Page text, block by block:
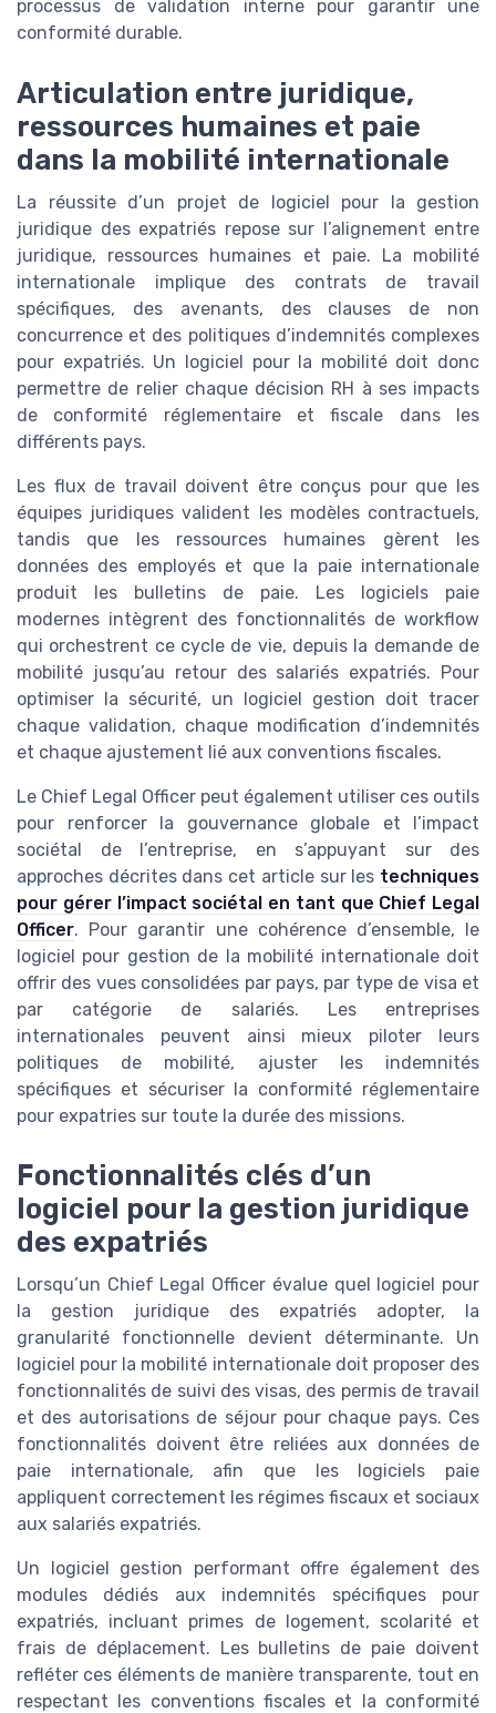
processus de validation interne pour garantir une
conformité durable.
Articulation entre juridique,
ressources humaines et paie
dans la mobilité internationale
La réussite d’un projet de logiciel pour la gestion
juridique des expatriés repose sur l’alignement entre
juridique, ressources humaines et paie. La mobilité
internationale implique des contrats de travail
spécifiques, des avenants, des clauses de non
concurrence et des politiques d’indemnités complexes
pour expatriés. Un logiciel pour la mobilité doit donc
permettre de relier chaque décision RH à ses impacts
de conformité réglementaire et fiscale dans les
différents pays.
Les flux de travail doivent être conçus pour que les
équipes juridiques valident les modèles contractuels,
tandis que les ressources humaines gèrent les
données des employés et que la paie internationale
produit les bulletins de paie. Les logiciels paie
modernes intègrent des fonctionnalités de workflow
qui orchestrent ce cycle de vie, depuis la demande de
mobilité jusqu’au retour des salariés expatriés. Pour
optimiser la sécurité, un logiciel gestion doit tracer
chaque validation, chaque modification d’indemnités
et chaque ajustement lié aux conventions fiscales.
Le Chief Legal Officer peut également utiliser ces outils
pour renforcer la gouvernance globale et l’impact
sociétal de l’entreprise, en s’appuyant sur des
approches décrites dans cet article sur les techniques
pour gérer l’impact sociétal en tant que Chief Legal
Officer. Pour garantir une cohérence d’ensemble, le
logiciel pour gestion de la mobilité internationale doit
offrir des vues consolidées par pays, par type de visa et
par catégorie de salariés. Les entreprises
internationales peuvent ainsi mieux piloter leurs
politiques de mobilité, ajuster les indemnités
spécifiques et sécuriser la conformité réglementaire
pour expatries sur toute la durée des missions.
Fonctionnalités clés d’un
logiciel pour la gestion juridique
des expatriés
Lorsqu’un Chief Legal Officer évalue quel logiciel pour
la gestion juridique des expatriés adopter, la
granularité fonctionnelle devient déterminante. Un
logiciel pour la mobilité internationale doit proposer des
fonctionnalités de suivi des visas, des permis de travail
et des autorisations de séjour pour chaque pays. Ces
fonctionnalités doivent être reliées aux données de
paie internationale, afin que les logiciels paie
appliquent correctement les régimes fiscaux et sociaux
aux salariés expatriés.
Un logiciel gestion performant offre également des
modules dédiés aux indemnités spécifiques pour
expatriés, incluant primes de logement, scolarité et
frais de déplacement. Les bulletins de paie doivent
refléter ces éléments de manière transparente, tout en
respectant les conventions fiscales et la conformité